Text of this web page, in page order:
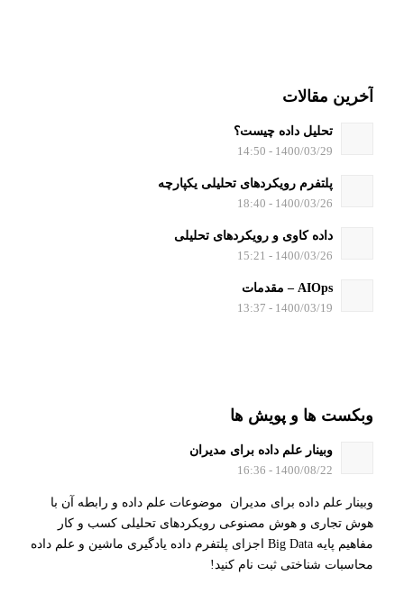
آخرین مقالات
تحلیل داده چیست؟
1400/03/29 - 14:50
پلتفرم رویکردهای تحلیلی یکپارچه
1400/03/26 - 18:40
داده کاوی و رویکردهای تحلیلی
1400/03/26 - 15:21
AIOps – مقدمات
1400/03/19 - 13:37
وبکست ها و پویش ها
وبینار علم داده برای مدیران
1400/08/22 - 16:36
وبینار علم داده برای مدیران موضوعات علم داده و رابطه آن با
هوش تجاری و هوش مصنوعی رویکردهای تحلیلی کسب و کار
مفاهیم پایه Big Data اجزای پلتفرم داده یادگیری ماشین و علم داده
محاسبات شناختی ثبت نام کنید!